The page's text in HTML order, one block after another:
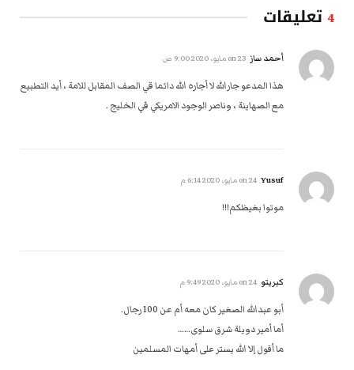
4تعليقات
أحمد ساز 23 مايو، 2020 9:00 ص
هذا المدعو جارالله لا أجاره الله دائما قي الصف المقابل للامة ، أيد التطبيع
مع الصهاينة ، وناصر الوجود الامريكي في الخليج .
Yusuf 24 مايو، 2020 6:14 م
موتوا بغيظكم!!!
كبريتو 24 مايو، 2020 9:49 م
أبو عبدالله الصغير كان معه أم عن 100 رجال.
أما أمير دويلة شرق سلوى……
ما أقول إلا الله يستر على أمهات المسلمين